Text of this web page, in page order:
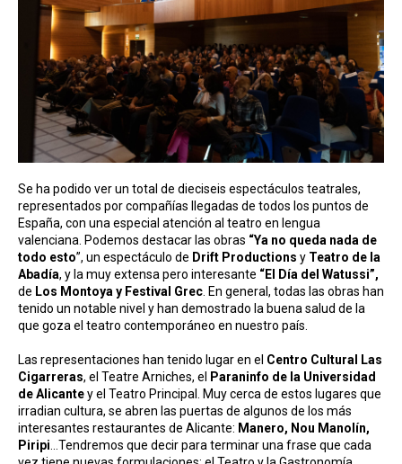
Se ha podido ver un total de dieciseis espectáculos teatrales,
representados por compañías llegadas de todos los puntos de
España, con una especial atención al teatro en lengua
valenciana. Podemos destacar las obras “Ya no queda nada de
todo esto”, un espectáculo de Drift Productions y Teatro de la
Abadía, y la muy extensa pero interesante “El Día del Watussi”,
de Los Montoya y Festival Grec . En general, todas las obras han
tenido un notable nivel y han demostrado la buena salud de la
que goza el teatro contemporáneo en nuestro país.
Las representaciones han tenido lugar en el Centro Cultural Las
Cigarreras, el Teatre Arniches, el
Paraninfo de la Universidad
de Alicantey el Teatro Principal. Muy cerca de estos lugares que
irradian cultura, se abren las puertas de algunos de los más
interesantes restaurantes de Alicante: Manero, Nou Manolín,
Piripi …Tendremos que decir para terminar una frase que cada